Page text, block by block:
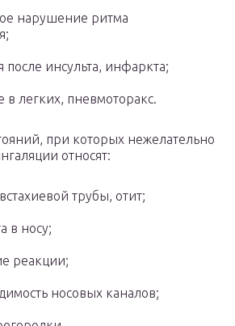
нарушение ритма
после инсульта, инфаркта;
в легких, пневмоторакс.
при которых нежелательно
относят:
трубы, отит;
в носу;
реакции;
носовых каналов;